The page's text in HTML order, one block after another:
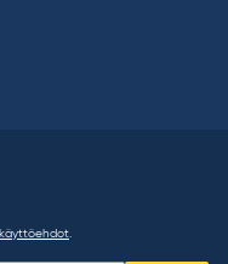
käyttöehdot.